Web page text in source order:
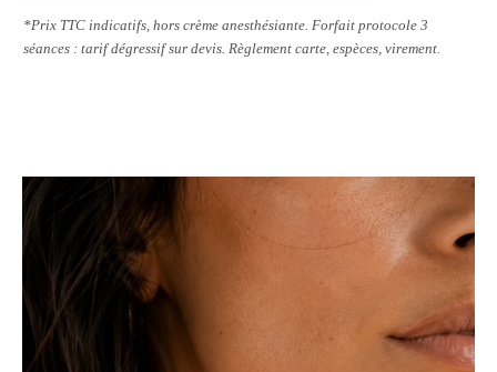
*Prix TTC indicatifs, hors crème anesthésiante. Forfait protocole 3
séances : tarif dégressif sur devis. Règlement carte, espèces, virement.